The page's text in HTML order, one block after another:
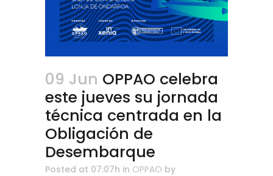
09 Jun OPPAO celebra
este jueves su jornada
técnica centrada en la
Obligación de
Desembarque
Posted at 07:07h in OPPAO by